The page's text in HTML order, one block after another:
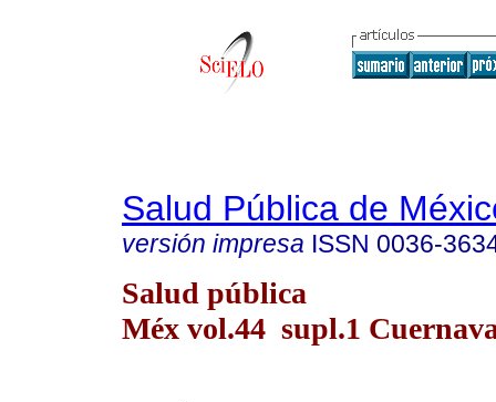
Salud Pública de
versión impresa ISSN 0036-
Salud pública
Méx vol.44 supl.1